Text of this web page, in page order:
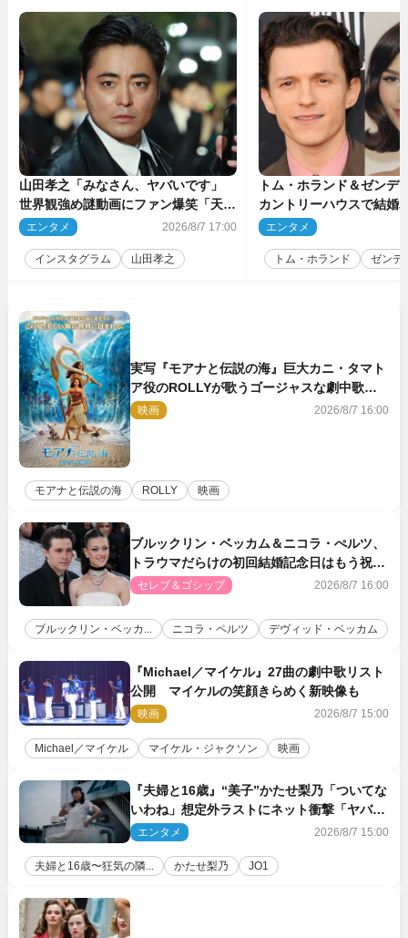
山田孝之「みなさん、ヤバいです」
世界観強め謎動画にファン爆笑「天才
だわ」
エンタメ 2026/8/7 17:00
インスタグラム 山田孝之
トム・ホランド＆ゼンデ
カントリーハウスで結
結婚指輪を身に着けたト
エンタメ
トム・ホランド ゼンデ
実写『モアナと伝説の海』巨大カニ・タマト
ア役のROLLYが歌うゴージャスな劇中歌
「シャイニー」本編映像解禁
映画 2026/8/7 16:00
モアナと伝説の海 ROLLY 映画
ブルックリン・ベッカム＆ニコラ・ぺルツ、
トラウマだらけの初回結婚記念日はもう祝わ
ない
セレブ＆ゴシップ 2026/8/7 16:00
ブルックリン・ベッカ... ニコラ・ペルツ デヴィッド・ベッカム
『Michael／マイケル』27曲の劇中歌リスト
公開 マイケルの笑顔きらめく新映像も
映画 2026/8/7 15:00
Michael／マイケル マイケル・ジャクソン 映画
『夫婦と16歳』“美子”かたせ梨乃「ついてな
いわね」想定外ラストにネット衝撃「ヤバす
ぎ…」「怖えぇ」（ネタバレあり）
エンタメ 2026/8/7 15:00
夫婦と16歳〜狂気の隣... かたせ梨乃 JO1